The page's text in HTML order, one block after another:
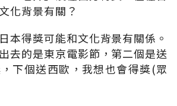
化背景有關？
本得獎可能和文化背景有關係。
去的是東京電影節，第二個是送
下個送西歐，我想也會得獎(眾